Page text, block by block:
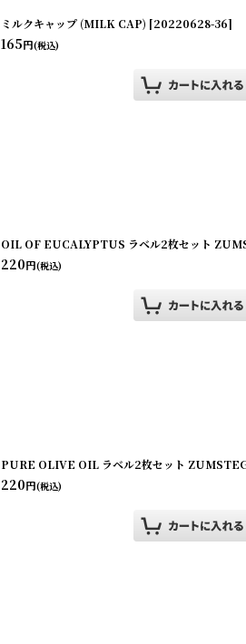
ミルクキャップ (MILK CAP) [20220628-36]
165円(税込)
OIL OF EUCALYPTUS ラベル2枚セット
220円(税込)
PURE OLIVE OIL ラベル2枚セット
220円(税込)